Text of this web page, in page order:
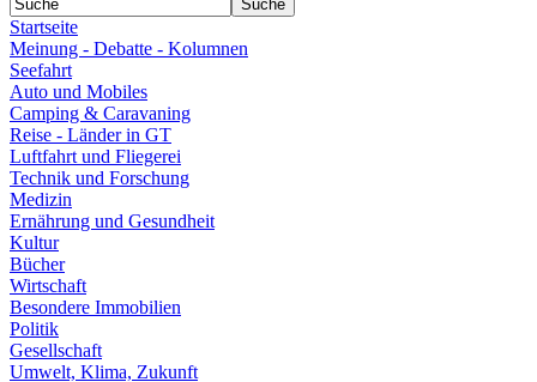
Startseite
Meinung - Debatte - Kolumnen
Seefahrt
Auto und Mobiles
Camping & Caravaning
Reise - Länder in GT
Luftfahrt und Fliegerei
Technik und Forschung
Medizin
Ernährung und Gesundheit
Kultur
Bücher
Wirtschaft
Besondere Immobilien
Politik
Gesellschaft
Umwelt, Klima, Zukunft